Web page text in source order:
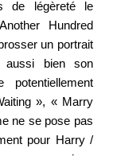
de légèreté le
Hundred
un portrait
aussi bien son
», « Marry
ne se pose pas
pour Harry /